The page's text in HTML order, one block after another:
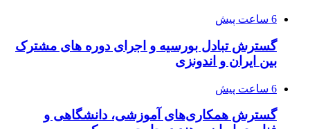
6 ساعت پیش
گسترش تبادل بورسیه و اجرای دوره های مشترک
بین ایران و اندونزی
6 ساعت پیش
گسترش همکاری‌های آموزشی، دانشگاهی و